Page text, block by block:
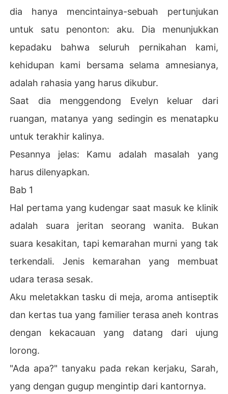
dia hanya mencintainya-sebuah pertunjukan
untuk satu penonton: aku. Dia menunjukkan
kepadaku bahwa seluruh pernikahan kami,
kehidupan kami bersama selama amnesianya,
adalah rahasia yang harus dikubur.
Saat dia menggendong Evelyn keluar dari
ruangan, matanya yang sedingin es menatapku
untuk terakhir kalinya.
Pesannya jelas: Kamu adalah masalah yang
harus dilenyapkan.
Bab 1
Hal pertama yang kudengar saat masuk ke klinik
adalah suara jeritan seorang wanita. Bukan
suara kesakitan, tapi kemarahan murni yang tak
terkendali. Jenis kemarahan yang membuat
udara terasa sesak.
Aku meletakkan tasku di meja, aroma antiseptik
dan kertas tua yang familier terasa aneh kontras
dengan kekacauan yang datang dari ujung
lorong.
"Ada apa?" tanyaku pada rekan kerjaku, Sarah,
yang dengan gugup mengintip dari kantornya.